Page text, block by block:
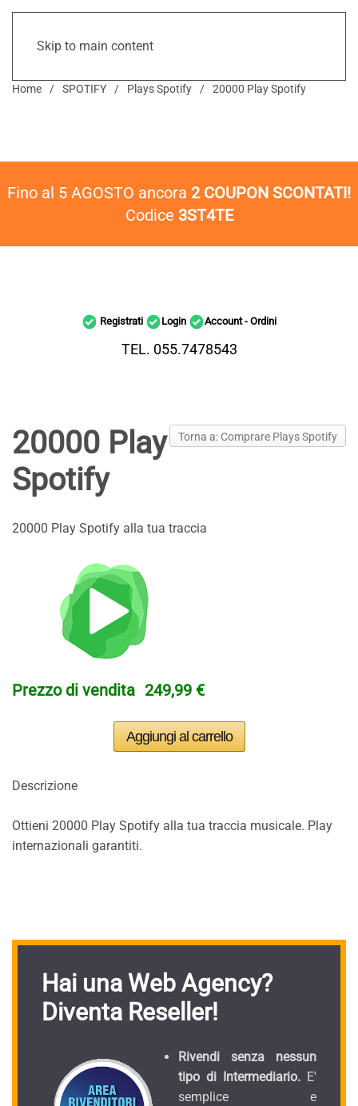
Skip to main content
Home SPOTIFY Plays Spotify 20000 Play Spotify
Fino al 5 AGOSTO ancora 2 COUPON SCONTATI!
Codice 3ST4TE
Registrati Login Account - Ordini
TEL. 055.7478543
Torna a: Comprare Plays Spotify
20000 Play
Spotify
20000 Play Spotify alla tua traccia
Prezzo di vendita 249,99 €
Descrizione
Ottieni 20000 Play Spotify alla tua traccia musicale. Play
internazionali garantiti.
Hai una Web Agency?
Diventa Reseller!
Rivendi senza nessun
tipo di Intermediario. E'
semplice e